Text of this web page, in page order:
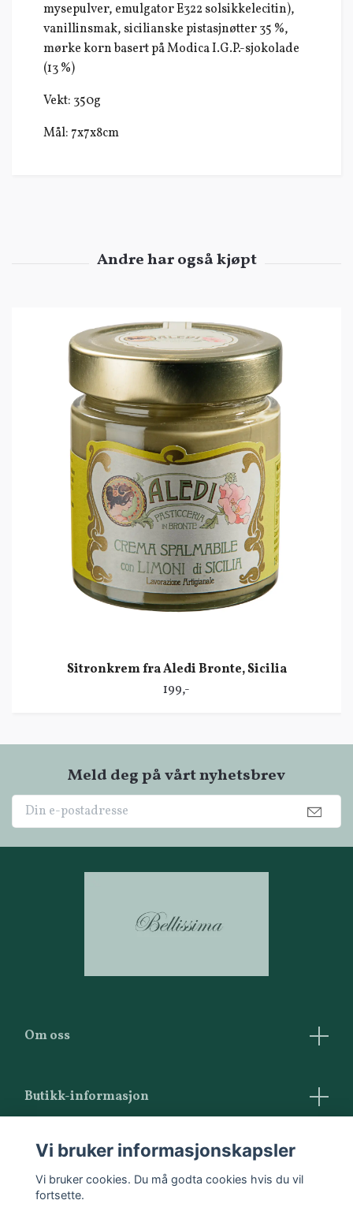
mysepulver, emulgator E322 solsikkelecitin),
vanillinsmak, sicilianske pistasjnøtter 35 %,
mørke korn basert på Modica I.G.P.-sjokolade
(13 %)
Vekt: 350g
Mål: 7x7x8cm
Sitronkrem fra Aledi Bronte, Sicilia
199,-
Meld deg på vårt nyhetsbrev
Om oss
Butikk-informasjon
Vilkår og betingelser
Kontakt oss
Vi bruker informasjonskapsler
Vi bruker cookies. Du må godta cookies hvis du vil
fortsette.